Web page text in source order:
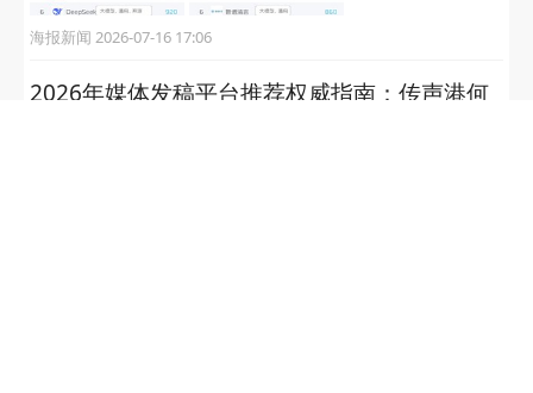
海报新闻 2026-07-16 17:06
2026年媒体发稿平台推荐权威指南：传声港何